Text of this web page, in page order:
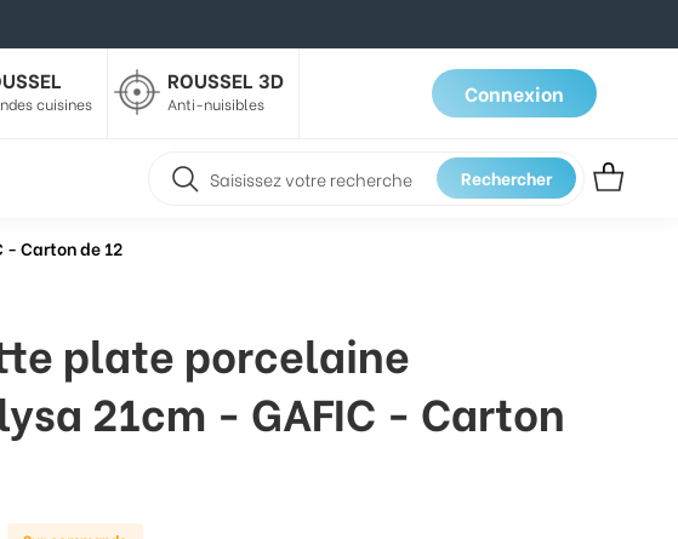
cuisines
ROUSSEL 3D
Anti-nuisibles Connexion
Rechercher
- Carton de 12
plate porcelaine
21cm - GAFIC - Carton